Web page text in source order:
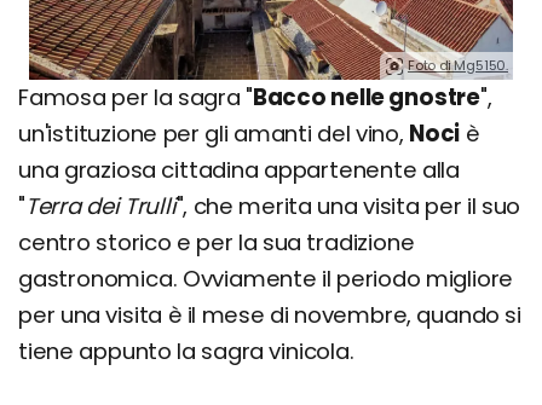
Foto di Mg5150.
Famosa per la sagra "Bacco nelle gnostre",
un'istituzione per gli amanti del vino, Noci è
una graziosa cittadina appartenente alla
"Terra dei Trulli", che merita una visita per il suo
centro storico e per la sua tradizione
gastronomica. Ovviamente il periodo migliore
per una visita è il mese di novembre, quando si
tiene appunto la sagra vinicola.